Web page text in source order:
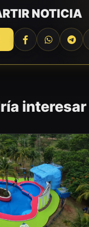
NOTICIA
interesar